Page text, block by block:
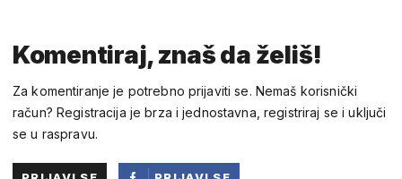
Komentiraj, znaš da želiš!
Za komentiranje je potrebno prijaviti se. Nemaš korisnički
račun? Registracija je brza i jednostavna, registriraj se i uključi
se u raspravu.